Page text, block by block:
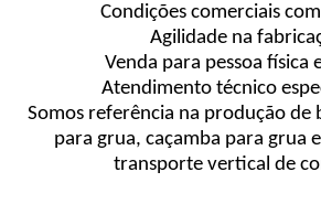
Condições comerciais
Agilidade na
Venda para pessoa física
Atendimento técnico
Somos referência na produção de
para grua, caçamba para grua
transporte vertical de